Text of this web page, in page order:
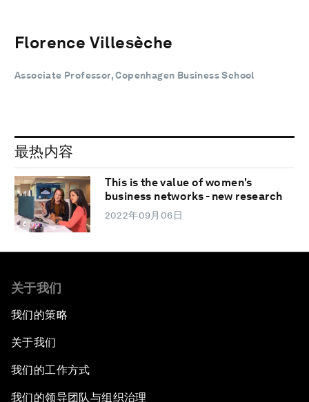
Florence Villesèche
Associate Professor, Copenhagen Business School
最热内容
This is the value of women's
business networks - new research
2022年09月06日
关于我们
我们的策略
关于我们
我们的工作方式
我们的领导团队与组织治理